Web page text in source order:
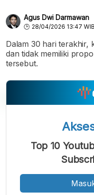
Agus Dwi Darmawan
28/04/2026 13:47 WIB
Dalam 30 hari terakhir,
dan tidak memiliki
tersebut.
A
Font
Top 10